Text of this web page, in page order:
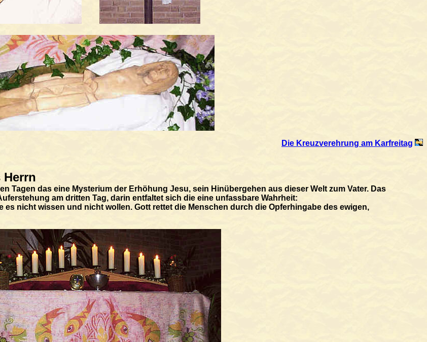
Die Kreuzverehrung am Karfreitag
Tagen das eine Mysterium der Erhöhung Jesu, sein Hinübergehen aus dieser Welt zum Vater. Das
am dritten Tag, darin entfaltet sich die eine unfassbare Wahrheit:
nicht wissen und nicht wollen. Gott rettet die Menschen durch die Opferhingabe des ewigen,